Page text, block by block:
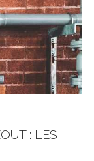
: LES